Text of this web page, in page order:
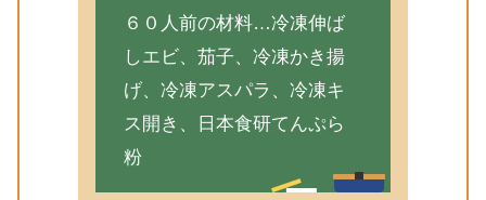
６０人前の材料…冷凍伸ば
しエビ、茄子、冷凍かき揚
げ、冷凍アスパラ、冷凍キ
ス開き、日本食研てんぷら
粉